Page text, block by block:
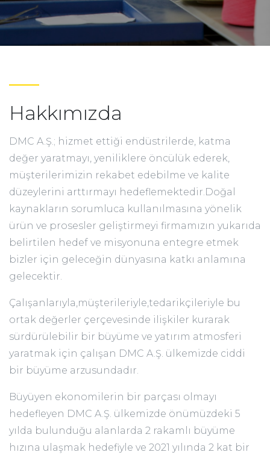
Hakkımızda
DMC A.Ş.; hizmet ettiği endüstrilerde, katma
değer yaratmayı, yeniliklere öncülük ederek,
müşterilerimizin rekabet edebilme ve kalite
düzeylerini arttırmayı hedeflemektedir.Doğal
kaynakların sorumluca kullanılmasına yönelik
ürün ve prosesler geliştirmeyi firmamızın yukarıda
belirtilen hedef ve misyonuna entegre etmek
bizler için geleceğin dünyasına katkı anlamına
gelecektir.
Çalışanlarıyla,müşterileriyle,tedarikçileriyle bu
ortak değerler çerçevesinde ilişkiler kurarak
sürdürülebilir bir büyüme ve yatırım atmosferi
yaratmak için çalışan DMC A.Ş. ülkemizde ciddi
bir büyüme arzusundadır.
Büyüyen ekonomilerin bir parçası olmayı
hedefleyen DMC A.Ş. ülkemizde önümüzdeki 5
yılda bulunduğu alanlarda 2 rakamlı büyüme
hızına ulaşmak hedefiyle ve 2021 yılında 2 kat bir